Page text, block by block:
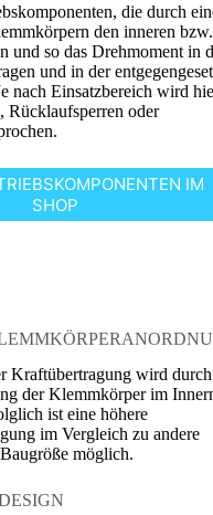
die durch
den inneren bzw.
und so das Drehmoment in
und in der
nach Einsatzbereich wird
Rücklaufsperren oder
IM
SHOP
Kraftübertragung wird
der Klemmkörper im
ist eine höhere
im Vergleich zu andere
möglich.